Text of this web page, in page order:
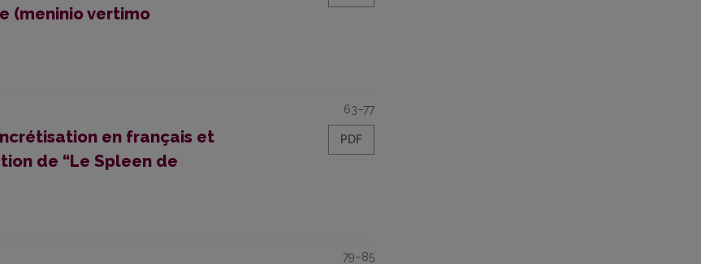
(meninio vertimo
en français et
de “Le Spleen de
63–77
PDF
79–85